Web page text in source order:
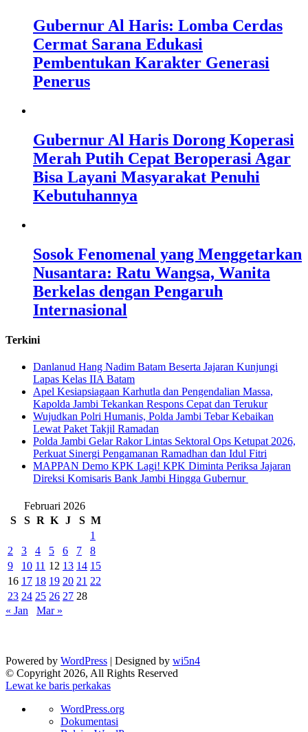
Gubernur Al Haris: Lomba Cerdas
Cermat Sarana Edukasi
Pembentukan Karakter Generasi
Penerus
Gubernur Al Haris Dorong Koperasi
Merah Putih Cepat Beroperasi Agar
Bisa Layani Masyarakat Penuhi
Kebutuhannya
Sosok Fenomenal yang Menggetarkan
Nusantara: Ratu Wangsa, Wanita
Berkelas dengan Pengaruh
Internasional
Terkini
Danlanud Hang Nadim Batam Beserta Jajaran Kunjungi
Lapas Kelas IIA Batam
Apel Kesiapsiagaan Karhutla dan Pengendalian Massa,
Kapolda Jambi Tekankan Respons Cepat dan Terukur
Wujudkan Polri Humanis, Polda Jambi Tebar Kebaikan
Lewat Paket Takjil Ramadan
Polda Jambi Gelar Rakor Lintas Sektoral Ops Ketupat 2026,
Perkuat Sinergi Pengamanan Ramadhan dan Idul Fitri
‎MAPPAN Demo KPK Lagi! KPK Diminta Periksa Jajaran
Direksi Komisaris Bank Jambi Hingga Gubernur ‎
Februari 2026
S
S R K J S M
1
2
3 4 5 6 7
8
9
10 11 12 13 14 15
16 17 18 19 20 21 22
23 24 25 26 27 28
« Jan
Mar »
Powered by WordPress | Designed by wi5n4
© Copyright 2026, All Rights Reserved
Lewat ke baris perkakas
Tentang
WordPress
WordPress.org
Dokumentasi